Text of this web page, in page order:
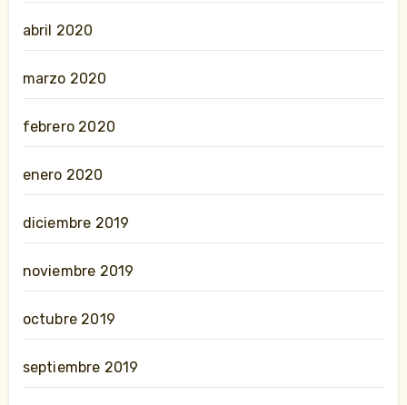
abril 2020
marzo 2020
febrero 2020
enero 2020
diciembre 2019
noviembre 2019
octubre 2019
septiembre 2019